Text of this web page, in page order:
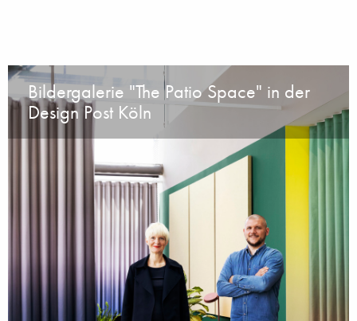
Bildergalerie "The Patio Space" in der
Design Post Köln